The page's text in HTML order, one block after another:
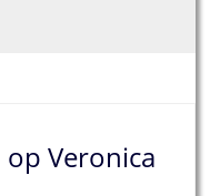
Veronica